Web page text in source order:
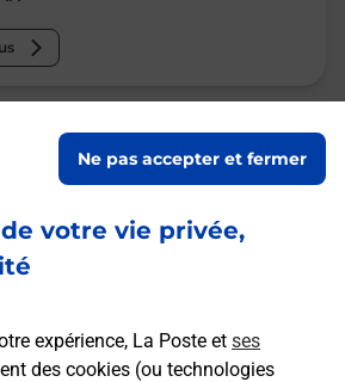
votre vie privée,
expérience, La Poste et ses
des cookies (ou technologies
Ne pas accepter et fermer
Agence Communale
MAIRIE
jusqu'à
09h15
MAIRIE